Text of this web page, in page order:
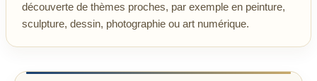
découverte de thèmes proches, par exemple en peinture,
sculpture, dessin, photographie ou art numérique.